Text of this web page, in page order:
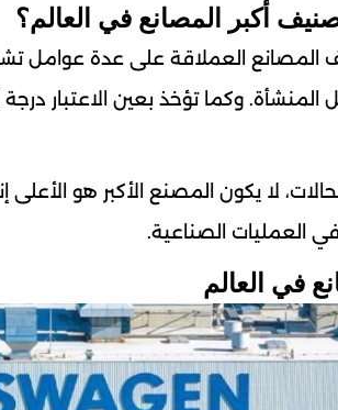
أكبر المصانع في العالم؟
العملاقة على عدة عوامل
المنشأة. وكما تؤخذ بعين الاعتبار
لا يكون المصنع الأكبر هو الأعلى
العمليات الصناعية.
في العالم